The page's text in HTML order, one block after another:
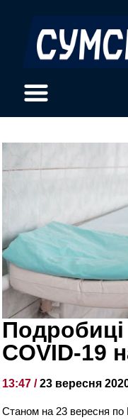
COVID-19
13:47 /23 вересня
Станом на 23 вересня